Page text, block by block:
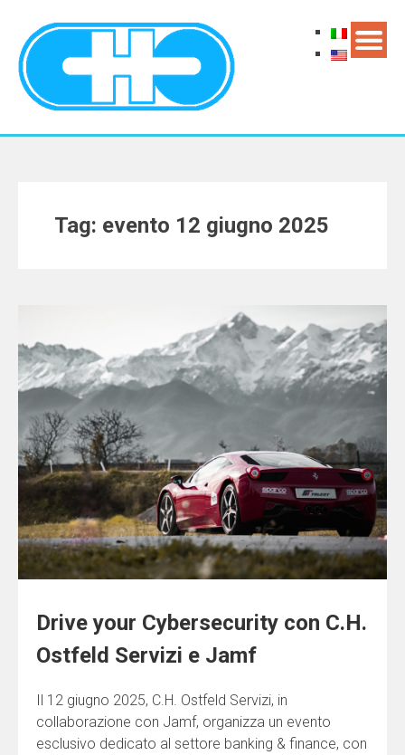
Tag: evento 12 giugno 2025
Drive your Cybersecurity con C.H.
Ostfeld Servizi e Jamf
Il 12 giugno 2025, C.H. Ostfeld Servizi, in
collaborazione con Jamf, organizza un evento
esclusivo dedicato al settore banking & finance, con